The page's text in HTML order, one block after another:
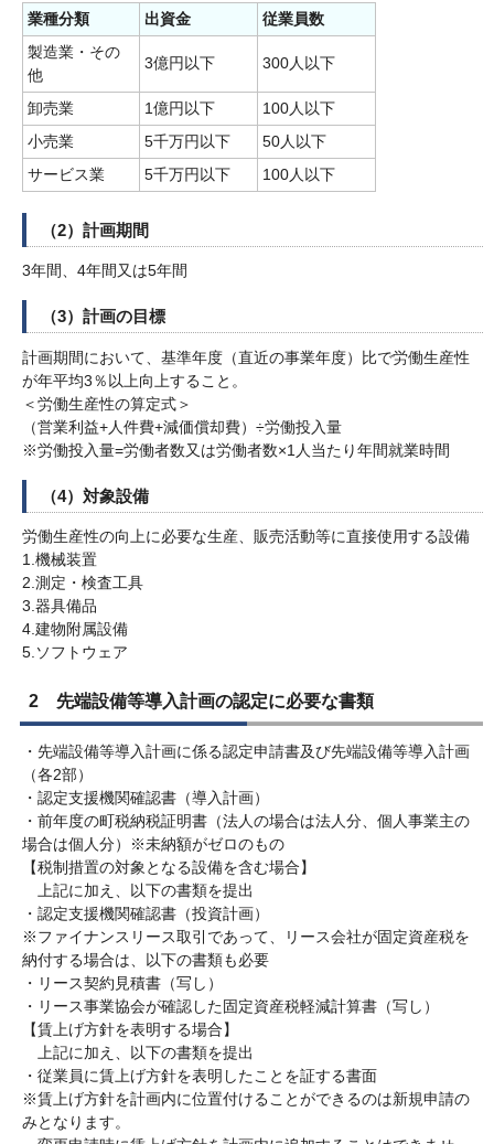
業種分類
出資金
従業員数
製造業・その
他
3億円以下 300人以下
卸売業 1億円以下
100人以下
小売業
5千万円以下
50人以下
サービス業
5千万円以下 100人以下
（2）計画期間
3年間、4年間又は5年間
（3）計画の目標
計画期間において、基準年度（直近の事業年度）比で労働生産性
が年平均3％以上向上すること。
＜労働生産性の算定式＞
（営業利益+人件費+減価償却費）÷労働投入量
※労働投入量=労働者数又は労働者数×1人当たり年間就業時間
（4）対象設備
労働生産性の向上に必要な生産、販売活動等に直接使用する設備
1.機械装置
2.測定・検査工具
3.器具備品
4.建物附属設備
5.ソフトウェア
2 先端設備等導入計画の認定に必要な書類
・先端設備等導入計画に係る認定申請書及び先端設備等導入計画
（各2部）
・認定支援機関確認書（導入計画）
・前年度の町税納税証明書（法人の場合は法人分、個人事業主の
場合は個人分）※未納額がゼロのもの
【税制措置の対象となる設備を含む場合】
上記に加え、以下の書類を提出
・認定支援機関確認書（投資計画）
※ファイナンスリース取引であって、リース会社が固定資産税を
納付する場合は、以下の書類も必要
・リース契約見積書（写し）
・リース事業協会が確認した固定資産税軽減計算書（写し）
【賃上げ方針を表明する場合】
上記に加え、以下の書類を提出
・従業員に賃上げ方針を表明したことを証する書面
※賃上げ方針を計画内に位置付けることができるのは新規申請の
みとなります。